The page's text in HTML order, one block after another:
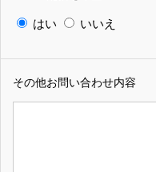
はい いいえ
その他お問い合わせ内容